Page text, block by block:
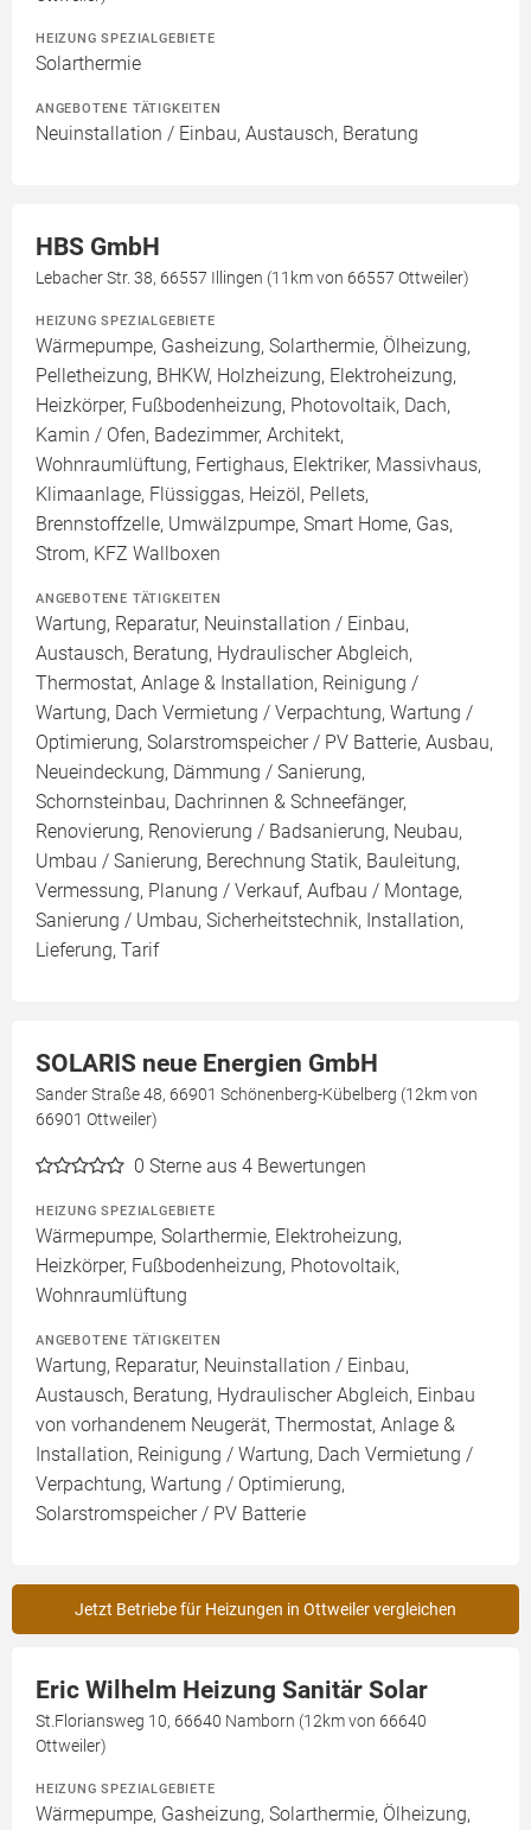
HEIZUNG SPEZIALGEBIETE
Solarthermie
ANGEBOTENE TÄTIGKEITEN
Neuinstallation / Einbau, Austausch, Beratung
HBS GmbH
Lebacher Str. 38, 66557 Illingen (11km von 66557 Ottweiler)
HEIZUNG SPEZIALGEBIETE
Wärmepumpe, Gasheizung, Solarthermie, Ölheizung,
Pelletheizung, BHKW, Holzheizung, Elektroheizung,
Heizkörper, Fußbodenheizung, Photovoltaik, Dach,
Kamin / Ofen, Badezimmer, Architekt,
Wohnraumlüftung, Fertighaus, Elektriker, Massivhaus,
Klimaanlage, Flüssiggas, Heizöl, Pellets,
Brennstoffzelle, Umwälzpumpe, Smart Home, Gas,
Strom, KFZ Wallboxen
ANGEBOTENE TÄTIGKEITEN
Wartung, Reparatur, Neuinstallation / Einbau,
Austausch, Beratung, Hydraulischer Abgleich,
Thermostat, Anlage & Installation, Reinigung /
Wartung, Dach Vermietung / Verpachtung, Wartung /
Optimierung, Solarstromspeicher / PV Batterie, Ausbau,
Neueindeckung, Dämmung / Sanierung,
Schornsteinbau, Dachrinnen & Schneefänger,
Renovierung, Renovierung / Badsanierung, Neubau,
Umbau / Sanierung, Berechnung Statik, Bauleitung,
Vermessung, Planung / Verkauf, Aufbau / Montage,
Sanierung / Umbau, Sicherheitstechnik, Installation,
Lieferung, Tarif
SOLARIS neue Energien GmbH
Sander Straße 48, 66901 Schönenberg-Kübelberg (12km von
66901 Ottweiler)
0 Sterne aus 4 Bewertungen
HEIZUNG SPEZIALGEBIETE
Wärmepumpe, Solarthermie, Elektroheizung,
Heizkörper, Fußbodenheizung, Photovoltaik,
Wohnraumlüftung
ANGEBOTENE TÄTIGKEITEN
Wartung, Reparatur, Neuinstallation / Einbau,
Austausch, Beratung, Hydraulischer Abgleich, Einbau
von vorhandenem Neugerät, Thermostat, Anlage &
Installation, Reinigung / Wartung, Dach Vermietung /
Verpachtung, Wartung / Optimierung,
Solarstromspeicher / PV Batterie
Jetzt Betriebe für Heizungen in Ottweiler vergleichen
Eric Wilhelm Heizung Sanitär Solar
St.Floriansweg 10, 66640 Namborn (12km von 66640
Ottweiler)
HEIZUNG SPEZIALGEBIETE
Wärmepumpe, Gasheizung, Solarthermie, Ölheizung,